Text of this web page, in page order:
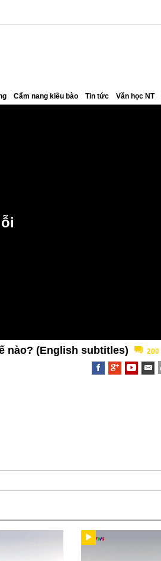
Cẩm nang kiều bào Tin tức Văn học NT
nào? (English subtitles) 200